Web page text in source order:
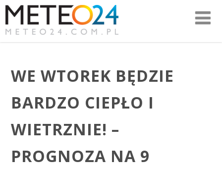
WE WTOREK BĘDZIE
BARDZO CIEPŁO I
WIETRZNIE! –
PROGNOZA NA 9